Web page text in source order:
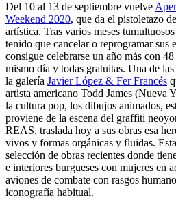
Del 10 al 13 de septiembre vuelve
Weekend 2020, que da el pistoletazo
artística. Tras varios meses
tenido que cancelar o reprogramar sus
consigue celebrarse un año más con
mismo día y todas gratuitas. Una de
la galería Javier López & Fer Francés
artista americano Todd James (Nueva
la cultura pop, los dibujos animados,
proviene de la escena del graffiti
REAS, traslada hoy a sus obras esa
vivos y formas orgánicas y fluidas.
selección de obras recientes donde
e interiores burgueses con mujeres en
aviones de combate con rasgos
iconografía habitual.